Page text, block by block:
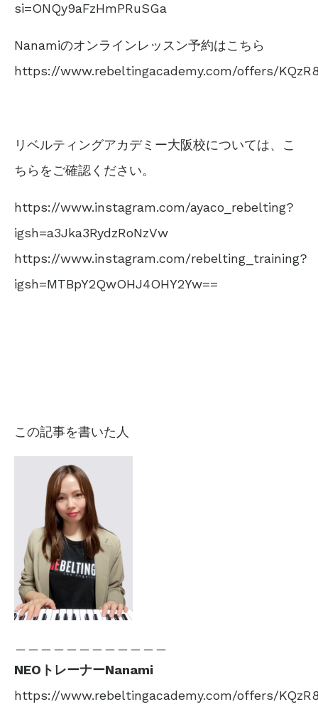
si=ONQy9aFzHmPRuSGa
Nanamiのオンラインレッスン予約はこちら
https://www.rebeltingacademy.com/offers/
リベルティングアカデミー大阪校については、こ
ちらをご確認ください。
https://www.instagram.com/ayaco_rebelting?
igsh=a3Jka3RydzRoNzVw
https://www.instagram.com/rebelting_training?
igsh=MTBpY2QwOHJ4OHY2Yw==
この記事を書いた人
NEOトレーナーNanami
https://www.rebeltingacademy.com/offers/